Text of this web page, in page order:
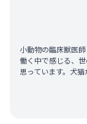
小動物の臨床獣医
働く中で感じる、
思っています。犬猫